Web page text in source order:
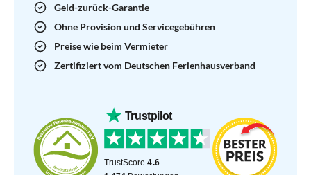
Geld-zurück-Garantie
Ohne Provision und Servicegebühren
Preise wie beim Vermieter
Zertifiziert vom Deutschen Ferienhausverband